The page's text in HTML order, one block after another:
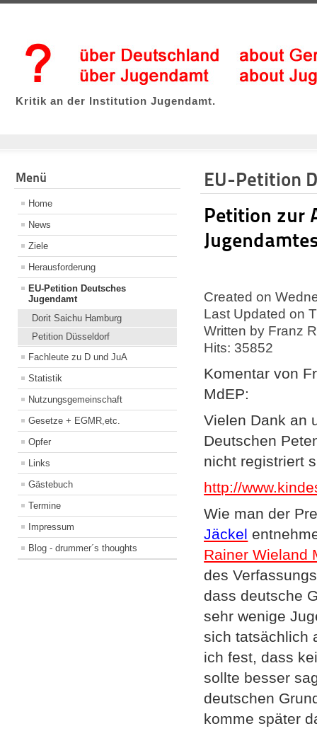
Kritik an der Institution Jugendamt.
Menü
Home
News
Ziele
Herausforderung
EU-Petition Deutsches
Jugendamt
Dorit Saichu Hamburg
Petition Düsseldorf
Fachleute zu D und JuA
Statistik
Nutzungsgemeinschaft
Gesetze + EGMR,etc.
Opfer
Links
Gästebuch
Termine
Impressum
Blog - drummer´s thoughts
EU-Petition
Petition zur
Created on
Last Updated on
Written by Franz
Hits: 35852
Komentar von
MdEP:
Vielen Dank an
Deutschen
nicht registriert
http://
Wie man der
Jäckel
Rainer Wieland
des
dass deutsche
sehr wenige
sich tatsächlich
ich fest, dass
sollte besser
deutschen
komme später